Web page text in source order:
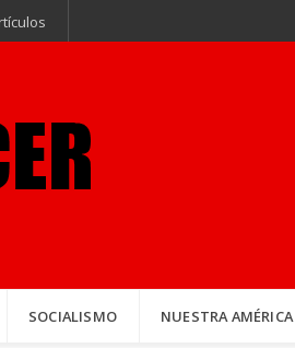
SOCIALISMO NUESTRA AMÉRICA